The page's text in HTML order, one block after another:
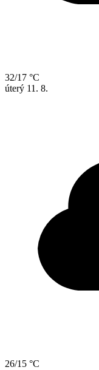
32/17 °C
úterý 11. 8.
26/15 °C